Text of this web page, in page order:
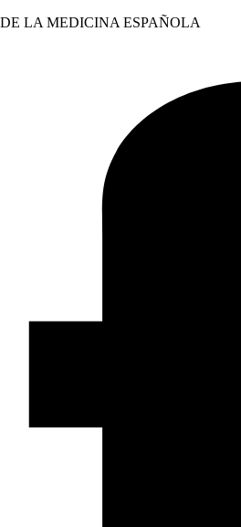
LA MEDICINA ESPAÑOLA